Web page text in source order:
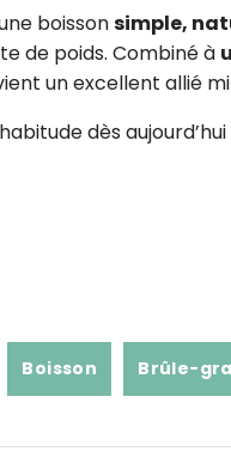
boissonsimple,
de poids. Combiné à
un excellent allié
dès
Boisson Brûle-